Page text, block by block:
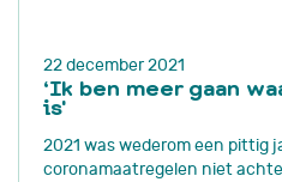
22 december 2021
‘Ik ben meer gaan
is'
2021 was wederom een pittig
coronamaatregelen niet